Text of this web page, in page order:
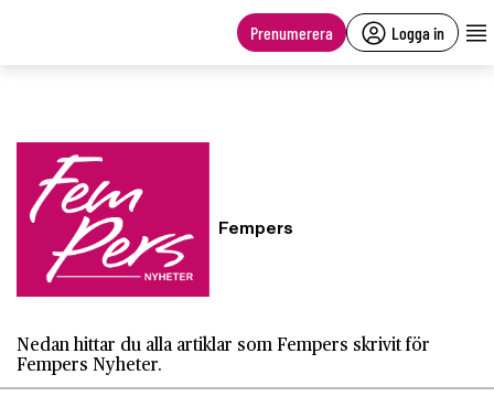
Prenumerera Logga in
Fempers
Nedan hittar du alla artiklar som Fempers skrivit för
Fempers Nyheter.